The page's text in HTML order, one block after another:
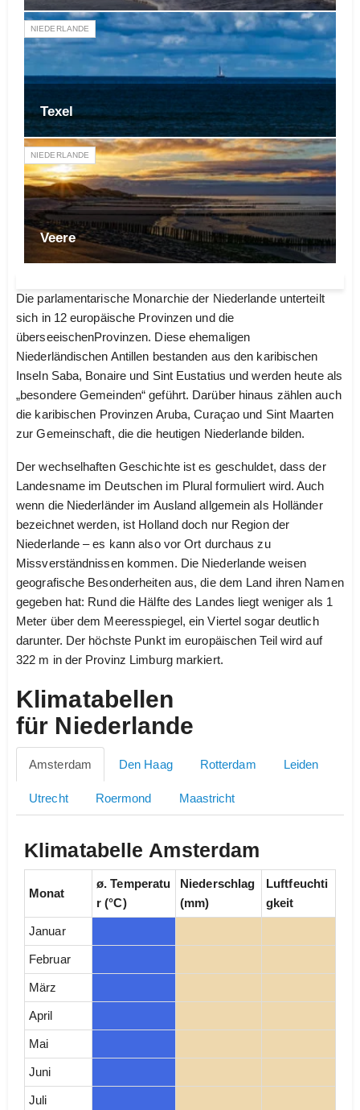
NIEDERLANDE
Texel
NIEDERLANDE
Veere
Die parlamentarische Monarchie der Niederlande unterteilt
sich in 12 europäische Provinzen und die
überseeischenProvinzen. Diese ehemaligen
Niederländischen Antillen bestanden aus den karibischen
Inseln Saba, Bonaire und Sint Eustatius und werden heute als
„besondere Gemeinden“ geführt. Darüber hinaus zählen auch
die karibischen Provinzen Aruba, Curaçao und Sint Maarten
zur Gemeinschaft, die die heutigen Niederlande bilden.
Der wechselhaften Geschichte ist es geschuldet, dass der
Landesname im Deutschen im Plural formuliert wird. Auch
wenn die Niederländer im Ausland allgemein als Holländer
bezeichnet werden, ist Holland doch nur Region der
Niederlande – es kann also vor Ort durchaus zu
Missverständnissen kommen. Die Niederlande weisen
geografische Besonderheiten aus, die dem Land ihren Namen
gegeben hat: Rund die Hälfte des Landes liegt weniger als 1
Meter über dem Meeresspiegel, ein Viertel sogar deutlich
darunter. Der höchste Punkt im europäischen Teil wird auf
322 m in der Provinz Limburg markiert.
Klimatabellen
für Niederlande
Amsterdam Den Haag Rotterdam Leiden
Utrecht Roermond Maastricht
Klimatabelle Amsterdam
Monat
ø. Temperatu
r (°C)
Niederschlag
(mm)
Luftfeuchti
gkeit
Januar
Februar
März
April
Mai
Juni
Juli